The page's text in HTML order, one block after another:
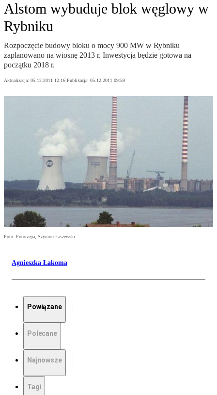
Alstom wybuduje blok węglowy w
Rybniku
Rozpoczęcie budowy bloku o mocy 900 MW w Rybniku
zaplanowano na wiosnę 2013 r. Inwestycja będzie gotowa na
początku 2018 r.
Aktualizacja: 05.12.2011 12:16 Publikacja: 05.12.2011 09:59
Foto: Fotorzepa, Szymon Łaszewski
Agnieszka Łakoma
Powiązane
Polecane
Najnowsze
Tagi